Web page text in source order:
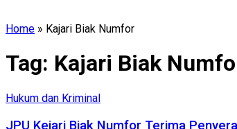
Home » Kajari Biak Numfor
Tag: Kajari Biak
Hukum dan Kriminal
JPU Kejari Biak Numfor Terima